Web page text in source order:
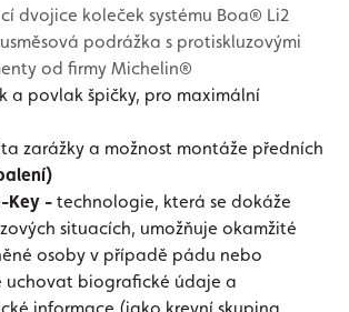
dvojice koleček systému Boa® Li2
podrážka s protiskluzovými
od firmy Michelin®
a povlak špičky, pro maximální
zarážky a možnost montáže předních
Key - technologie, která se dokáže
situacích, umožňuje okamžité
osoby v případě pádu nebo
uchovat biografické údaje a